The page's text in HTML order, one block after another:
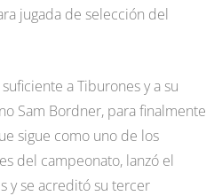
jugada de selección del
a Tiburones y a su
Sam Bordner, para finalmente
sigue como uno de los
del campeonato, lanzó el
y se acreditó su tercer